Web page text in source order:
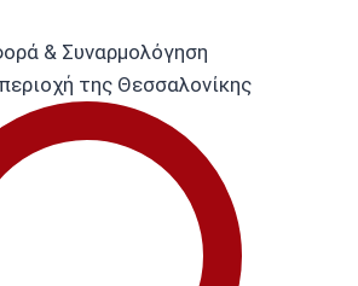
& Συναρμολόγηση
της Θεσσαλονίκης